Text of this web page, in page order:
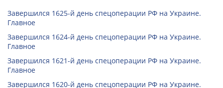
Завершился 1625-й день спецоперации РФ на Украине.
Главное
Завершился 1624-й день спецоперации РФ на Украине.
Главное
Завершился 1621-й день спецоперации РФ на Украине.
Главное
Завершился 1620-й день спецоперации РФ на Украине.